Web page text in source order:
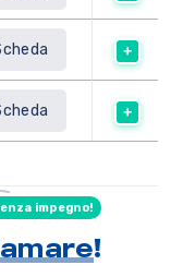
!
impegno!